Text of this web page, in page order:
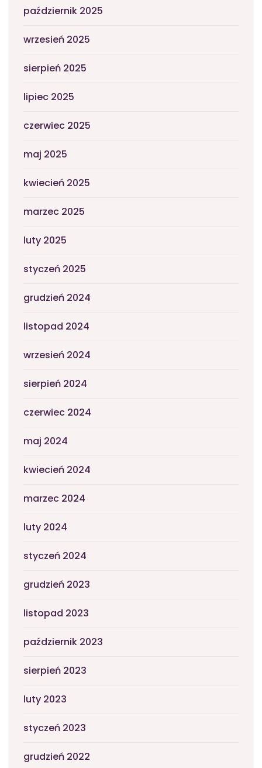
październik 2025
wrzesień 2025
sierpień 2025
lipiec 2025
czerwiec 2025
maj 2025
kwiecień 2025
marzec 2025
luty 2025
styczeń 2025
grudzień 2024
listopad 2024
wrzesień 2024
sierpień 2024
czerwiec 2024
maj 2024
kwiecień 2024
marzec 2024
luty 2024
styczeń 2024
grudzień 2023
listopad 2023
październik 2023
sierpień 2023
luty 2023
styczeń 2023
grudzień 2022